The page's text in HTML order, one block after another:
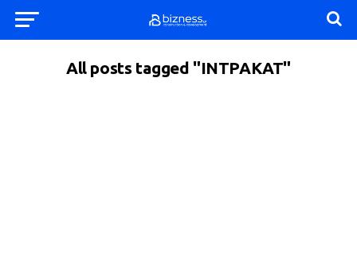
All posts tagged "ΙΝΤΡΑΚΑΤ"